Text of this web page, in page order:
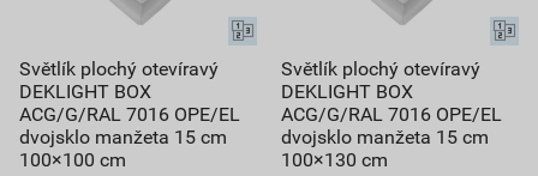
Světlík plochý otevíravý
DEKLIGHT BOX
ACG/G/RAL 7016 OPE/EL
dvojsklo manžeta 15 cm
100×100 cm
Světlík plochý otevíravý
DEKLIGHT BOX
ACG/G/RAL 7016 OPE/EL
dvojsklo manžeta 15 cm
100×130 cm